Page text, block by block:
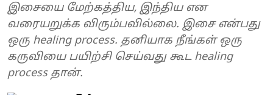
இசையை மேற்கத்திய, இந்திய என
வரையறுக்க விரும்பவில்லை. இசை என்பது
ஒரு healing process. தனியாக நீங்கள் ஒரு
கருவியை பயிற்சி செய்வது கூட healing
process தான்.